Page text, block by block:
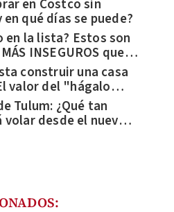
en Costco sin
qué días se puede?
en la lista? Estos son
INSEGUROS que
en México en 2023
construir una casa
valor del "hágalo
Tulum: ¿Qué tan
volar desde el nuevo